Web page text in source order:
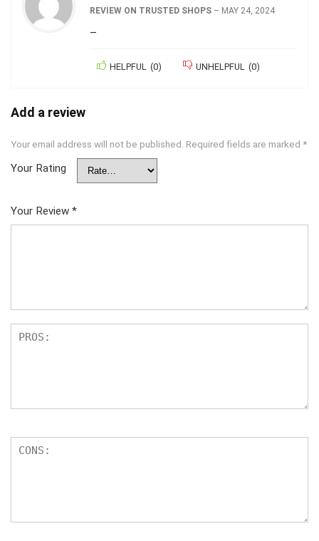
REVIEW ON TRUSTED SHOPS – MAY 24, 2024
–
HELPFUL (0) UNHELPFUL (0)
Add a review
Your email address will not be published. Required fields are marked *
Your Rating
Your Review *